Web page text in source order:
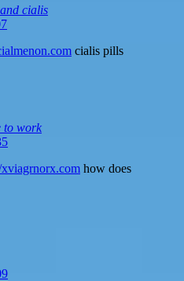
cialis
cialis pills
to work
xviagrnorx.com how does